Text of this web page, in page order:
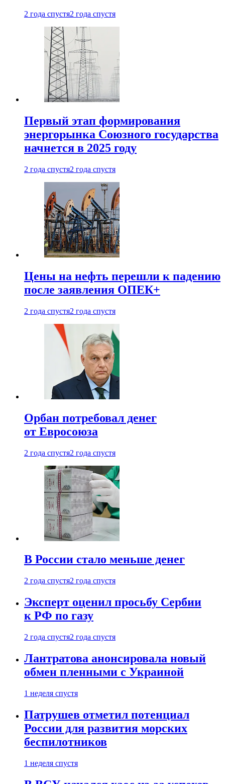
2 года спустя2 года спустя
Первый этап формирования
энергорынка Союзного государства
начнется в 2025 году
2 года спустя2 года спустя
Цены на нефть перешли к падению
после заявления ОПЕК+
2 года спустя2 года спустя
Орбан потребовал денег
от Евросоюза
2 года спустя2 года спустя
В России стало меньше денег
2 года спустя2 года спустя
Эксперт оценил просьбу Сербии
к РФ по газу
2 года спустя2 года спустя
Лантратова анонсировала новый
обмен пленными с Украиной
1 неделя спустя
Патрушев отметил потенциал
России для развития морских
беспилотников
1 неделя спустя